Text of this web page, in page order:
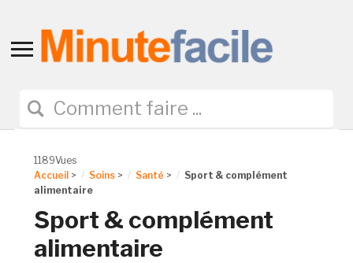
Toggle
navigation
1189Vues
Accueil > Soins > Santé >
Sport & complément
alimentaire
Sport & complément
alimentaire